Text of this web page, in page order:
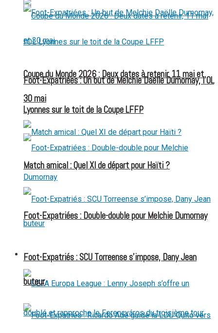
Foot-Expatriées : Un but de Melchie Daëlle Dumornay, l’OL
Lyonnes sur le toit de la Coupe LFFP
Foot-Expatriées : Double-double pour Melchie Dumornay
FOOT EXPATRIÉS
Coupe du Monde 2026 : Deux dates à retenir, 11 mai et
30 mai
Match amical : Quel XI de départ pour Haïti ?
Foot-Expatriés : SCU Torreense s’impose, Dany Jean
buteur